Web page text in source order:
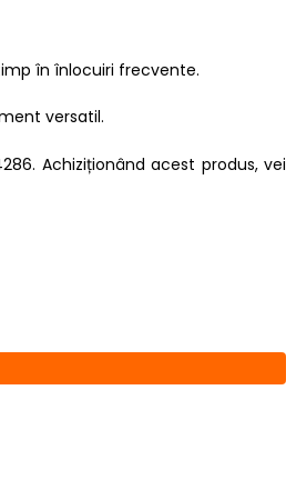
în înlocuiri frecvente.
versatil.
Achiziționând acest produs, vei